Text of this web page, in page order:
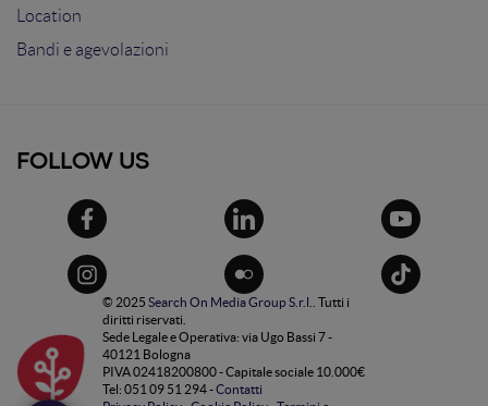
Location
Bandi e agevolazioni
FOLLOW US
© 2025 Search On Media Group S.r.l.
. Tutti i
diritti riservati.
Sede Legale e Operativa: via Ugo Bassi 7 -
40121 Bologna
PIVA 02418200800 - Capitale sociale 10.000€
Tel: 051 09 51 294 -Contatti